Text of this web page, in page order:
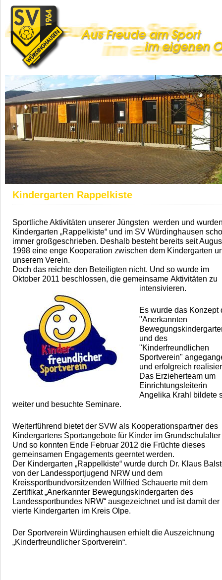
Kindergarten Rappelkiste
Sportliche Aktivitäten unserer Jüngsten werden und
Kindergarten „Rappelkiste“ und im SV Würdinghausen
immer großgeschrieben. Deshalb besteht bereits seit
1998 eine enge Kooperation zwischen dem Kindergarten
unserem Verein.
Doch das reichte den Beteiligten nicht. Und so wurde im
Oktober 2011 beschlossen, die gemeinsame Aktivitäten zu
intensivieren.
Es wurde das Konzept
"Anerkannten
und des
"Kinderfreundlichen
Sportverein"
und erfolgreich
Das Erzieherteam um
Einrichtungsleiterin
Angelika Krahl bildete
weiter und besuchte Seminare.
Weiterführend bietet der SVW als Kooperationspartner des
Kindergartens Sportangebote für Kinder im Grundschulalter
Und so konnten Ende Februar 2012 die Früchte dieses
gemeinsamen Engagements geerntet werden.
Der Kindergarten „Rappelkiste“ wurde durch Dr. Klaus
von der Landessportjugend NRW und dem
Kreissportbundvorsitzenden Wilfried Schauerte mit dem
Zertifikat „Anerkannter Bewegungskindergarten des
Landessportbundes NRW“ ausgezeichnet und ist damit der
vierte Kindergarten im Kreis Olpe.
Der Sportverein Würdinghausen erhielt die Auszeichnung
„Kinderfreundlicher Sportverein“.